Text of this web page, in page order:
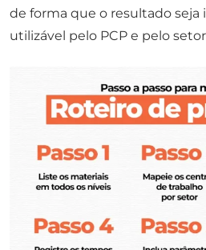
de forma que o resultado
utilizável pelo PCP e pelo